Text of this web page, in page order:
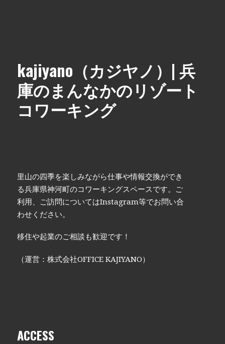
kajiyano（カジヤノ）| 兵
庫のまんなかのリゾート
コワーキング
里山の四季を楽しみながら仕事や情報交換ができ
る兵庫県神河町のコワーキングスペースです。ご
利用、ご訪問についてはInstagram等でお問い合
わせください。
移住や起業のご相談も歓迎です！
（運営：株式会社OFFICE KAJIYANO）
ACCESS